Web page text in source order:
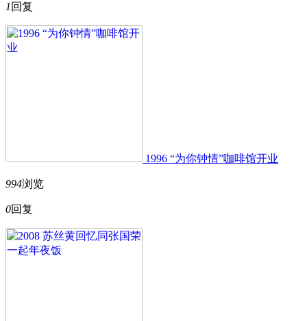
1 回复
1996 “为你钟情”咖啡馆开业
994浏览
0回复